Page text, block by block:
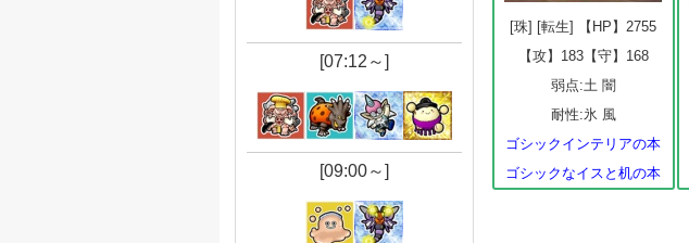
[珠] [転生] 【HP】2755
【攻】183【守】168
弱点:土 闇
耐性:氷 風
ゴシックインテリアの本
ゴシックなイスと机の本
[07:12～]
[09:00～]